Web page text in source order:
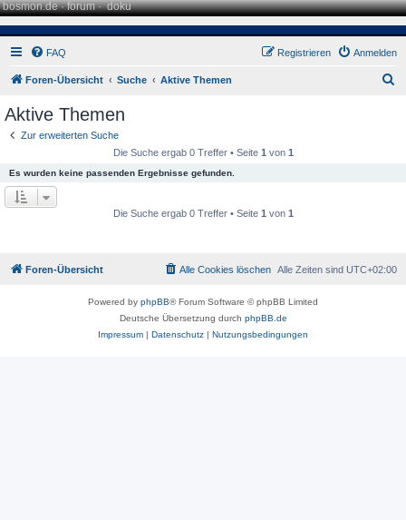
bosmon.de·forum·doku
FAQ Anmelden
Registrieren
Foren-Übersicht Suche Aktive Themen
Aktive Themen
Zur erweiterten Suche
Die Suche ergab 0 Treffer • Seite 1 von 1
Es wurden keine passenden Ergebnisse gefunden.
Die Suche ergab 0 Treffer • Seite 1 von 1
Foren-Übersicht Alle Zeiten sind UTC+02:00
Alle Cookies löschen
Powered by phpBB® Forum Software © phpBB Limited
Deutsche Übersetzung durch phpBB.de
Impressum | Datenschutz | Nutzungsbedingungen